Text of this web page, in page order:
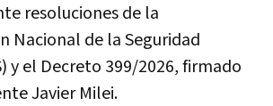
resoluciones de la
Nacional de la Seguridad
y el Decreto 399/2026, firmado
Javier Milei.